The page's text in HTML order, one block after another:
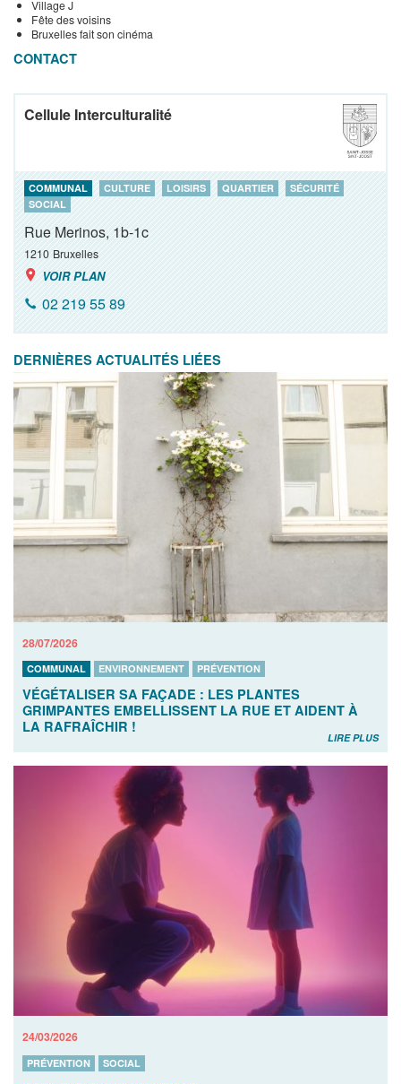
Village J
Fête des voisins
Bruxelles fait son cinéma
CONTACT
Cellule Interculturalité
COMMUNAL CULTURE LOISIRS QUARTIER
SÉCURITÉ
SOCIAL
Rue Merinos, 1b-1c
1210 Bruxelles
VOIR PLAN
02 219 55 89
DERNIÈRES ACTUALITÉS LIÉES
28/07/2026
COMMUNAL ENVIRONNEMENT PRÉVENTION
VÉGÉTALISER SA FAÇADE : LES PLANTES
GRIMPANTES EMBELLISSENT LA RUE ET AIDENT À
LA RAFRAÎCHIR !
LIRE PLUS
24/03/2026
PRÉVENTION SOCIAL